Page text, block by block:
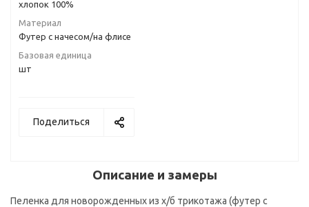
хлопок 100%
Материал
Футер с начесом/на флисе
Базовая единица
шт
Поделиться
Описание и замеры
Пеленка для новорожденных из х/б трикотажа (футер с